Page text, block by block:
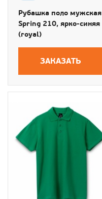
Рубашка поло мужская
Spring 210, ярко-синяя
(royal)
ЗАКАЗАТЬ